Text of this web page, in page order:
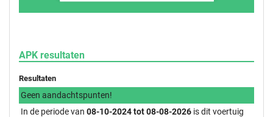
APK resultaten
Resultaten
Geen aandachtspunten!
In de periode van 08-10-2024 tot 08-08-2026 is dit voertuig